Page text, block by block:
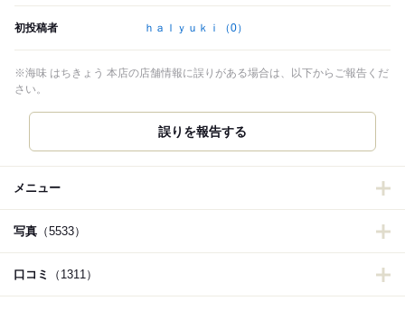
初投稿者 ｈａｌｙｕｋｉ （0）
※海味 はちきょう 本店の店舗情報に誤りがある場合は、以下からご報告くだ
さい。
誤りを報告する
メニュー
写真 （5533）
口コミ （1311）